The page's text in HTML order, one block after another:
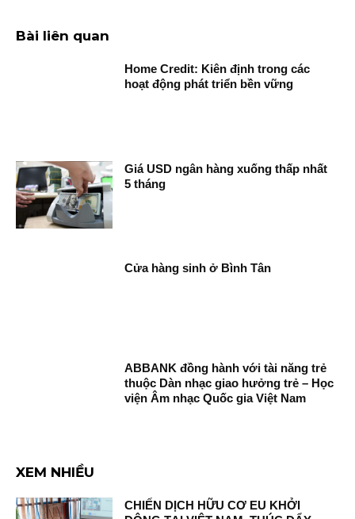
Bài liên quan
Home Credit: Kiên định trong các
hoạt động phát triển bền vững
Giá USD ngân hàng xuống thấp nhất
5 tháng
Cửa hàng sinh ở Bình Tân
ABBANK đồng hành với tài năng trẻ
thuộc Dàn nhạc giao hưởng trẻ – Học
viện Âm nhạc Quốc gia Việt Nam
XEM NHIỀU
CHIẾN DỊCH HỮU CƠ EU KHỞI